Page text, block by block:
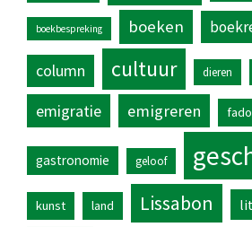
boekbespreking boeken
column cultuur dieren
emigratie emigreren fado
gastronomie geloof
kunst land Lissabon